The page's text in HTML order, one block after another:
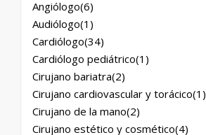
Angiólogo(6)
Audiólogo(1)
Cardiólogo(34)
Cardiólogo pediátrico(1)
Cirujano bariatra(2)
Cirujano cardiovascular y torácico(1)
Cirujano de la mano(2)
Cirujano estético y cosmético(4)